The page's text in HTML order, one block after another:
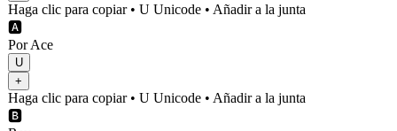
Haga clic para copiar• U Unicode • Añadir a la junta
🅰️
Por Ace
U
+
Haga clic para copiar• U Unicode • Añadir a la junta
🅱️